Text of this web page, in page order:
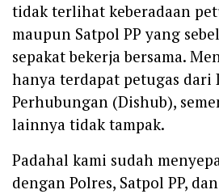
tidak terlihat keberadaan
maupun Satpol PP yang
sepakat bekerja bersama.
hanya terdapat petugas dari
Perhubungan (Dishub),
lainnya tidak tampak.
Padahal kami sudah
dengan Polres, Satpol PP,